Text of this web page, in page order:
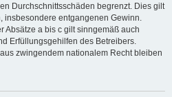
Durchschnittsschäden begrenzt. Dies gilt
insbesondere entgangenen Gewinn.
Absätze a bis c gilt sinngemäß auch
Erfüllungsgehilfen des Betreibers.
zwingendem nationalem Recht bleiben